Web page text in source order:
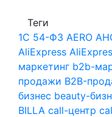
Теги
1С 54-ФЗ AERO
AliExpress
маркетинг b2b-
продажи B2B-
бизнес beauty-
BILLA call-центр